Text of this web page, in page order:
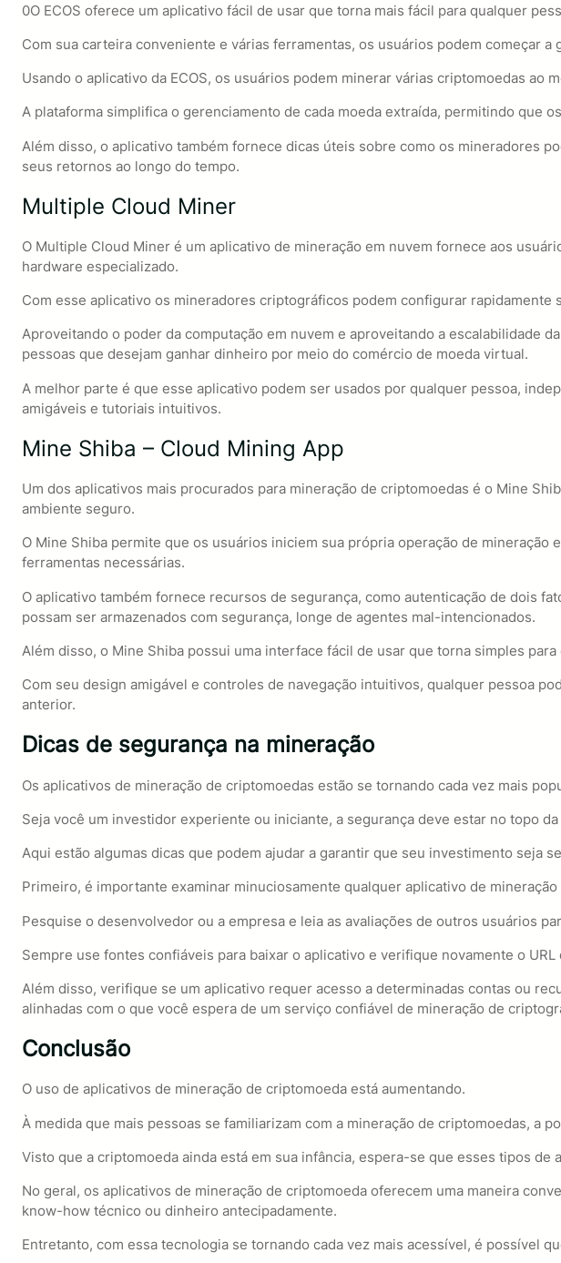
0O ECOS oferece um aplicativo fácil de usar que torna mais fácil para qualquer
Com sua carteira conveniente e várias ferramentas, os usuários podem começar
Usando o aplicativo da ECOS, os usuários podem minerar várias criptomoedas
A plataforma simplifica o gerenciamento de cada moeda extraída, permitindo que
Além disso, o aplicativo também fornece dicas úteis sobre como os mineradores
seus retornos ao longo do tempo.
Multiple Cloud Miner
O Multiple Cloud Miner é um aplicativo de mineração em nuvem fornece aos
hardware especializado.
Com esse aplicativo os mineradores criptográficos podem configurar
Aproveitando o poder da computação em nuvem e aproveitando a escalabilidade
pessoas que desejam ganhar dinheiro por meio do comércio de moeda virtual.
A melhor parte é que esse aplicativo podem ser usados por qualquer pessoa,
amigáveis e tutoriais intuitivos.
Mine Shiba – Cloud Mining App
Um dos aplicativos mais procurados para mineração de criptomoedas é o Mine
ambiente seguro.
O Mine Shiba permite que os usuários iniciem sua própria operação de
ferramentas necessárias.
O aplicativo também fornece recursos de segurança, como autenticação de dois
possam ser armazenados com segurança, longe de agentes mal-intencionados.
Além disso, o Mine Shiba possui uma interface fácil de usar que torna simples
Com seu design amigável e controles de navegação intuitivos, qualquer pessoa
anterior.
Dicas de segurança na mineração
Os aplicativos de mineração de criptomoedas estão se tornando cada vez mais
Seja você um investidor experiente ou iniciante, a segurança deve estar no topo
Aqui estão algumas dicas que podem ajudar a garantir que seu investimento seja
Primeiro, é importante examinar minuciosamente qualquer aplicativo de
Pesquise o desenvolvedor ou a empresa e leia as avaliações de outros usuários
Sempre use fontes confiáveis para baixar o aplicativo e verifique novamente o
Além disso, verifique se um aplicativo requer acesso a determinadas contas ou
alinhadas com o que você espera de um serviço confiável de mineração de
Conclusão
O uso de aplicativos de mineração de criptomoeda está aumentando.
À medida que mais pessoas se familiarizam com a mineração de criptomoedas, a
Visto que a criptomoeda ainda está em sua infância, espera-se que esses tipos
No geral, os aplicativos de mineração de criptomoeda oferecem uma maneira
know-how técnico ou dinheiro antecipadamente.
Entretanto, com essa tecnologia se tornando cada vez mais acessível, é possível